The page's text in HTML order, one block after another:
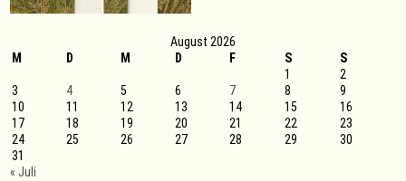
August 2026
M
D M D F S
S
1
2
3
4 5 6 7 8
9
10
11 12 13 14 15
16
17
18 19 20 21 22
23
24
25 26 27 28 29
30
31
« Juli